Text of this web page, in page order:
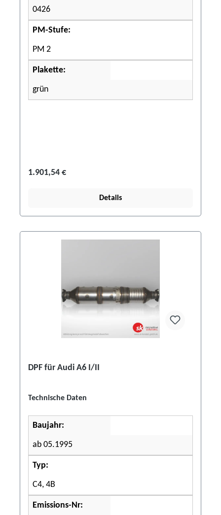
0426
PM-Stufe:
PM 2
Plakette:
grün
1.901,54 €
Details
DPF für Audi A6 I/II
Technische Daten
Baujahr:
ab 05.1995
Typ:
C4, 4B
Emissions-Nr: